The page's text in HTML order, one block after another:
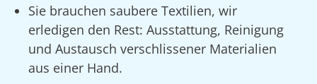
Sie brauchen saubere Textilien, wir
erledigen den Rest: Ausstattung, Reinigung
und Austausch verschlissener Materialien
aus einer Hand.